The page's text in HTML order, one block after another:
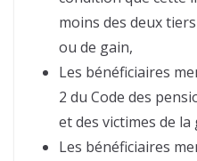
moins des deux
ou de gain,
Les bénéficiaires
2 du Code des
et des victimes de
Les bénéficiaires